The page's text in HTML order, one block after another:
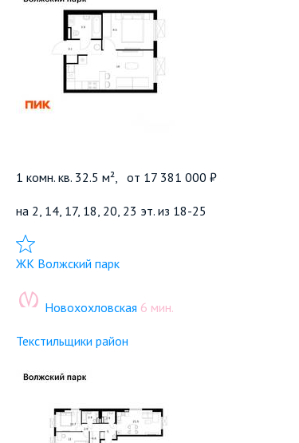
1 комн. кв. 32.5 м², от 17 381 000 ₽
на 2, 14, 17, 18, 20, 23 эт. из 18-25
Добавить в избранное
ЖК Волжский парк
Новохохловская 6 мин.
Текстильщики район